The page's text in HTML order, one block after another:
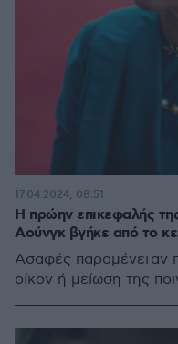
Η πρώην επικεφαλής
Αούνγκ βγήκε από το
Ασαφές παραμένει αν
οίκον ή μείωση της
17.04.2024, 08:51